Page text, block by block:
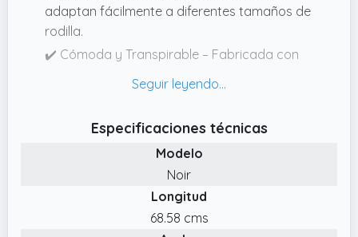
contactarnos, te responderemos dentro de
24 horas.
adaptan fácilmente a diferentes tamaños de
rodilla.
✔️ Cómoda y Transpirable – Fabricada con
microperforaciones, mejora la ventilación y
olores. Diseñada para ofrecer comodidad
incluso tras largas horas de uso.
✔️ Ajuste Universal – Apta para rodilla
izquierda o derecha, con correas que se
ajustan a contornos de entre 32 y 46 cm.
Especificaciones técnicas
Modelo
Noir
Longitud
68.58 cms